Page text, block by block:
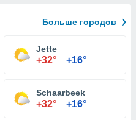
Больше городов
Jette
+32° +16°
Schaarbeek
+32° +16°